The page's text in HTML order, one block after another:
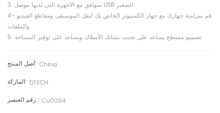
3. متوافق مع الأجهزة التي لديها موصل USB الصغير.
4- قم بمزامنة جهازك مع جهاز الكمبيوتر الخاص بك لنقل الموسيقى ومقاطع الفيديو
والملفات.
5. تصميم مسطح يساعد على تجنب تشابك الأسلاك ويساعد على توفير المساحة.
أصل المنتج: China
الماركة: DTECH
رقم العنصر.: Cu0094